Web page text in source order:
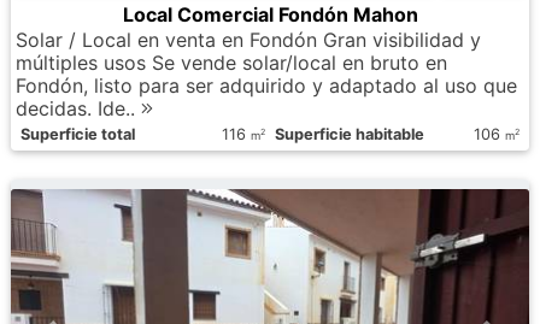
Local Comercial Fondón Mahon
Solar / Local en venta en Fondón Gran visibilidad y
múltiples usos Se vende solar/local en bruto en
Fondón, listo para ser adquirido y adaptado al uso que
decidas. Ide..
Superficie total 116 m2 Superficie habitable 106 m2